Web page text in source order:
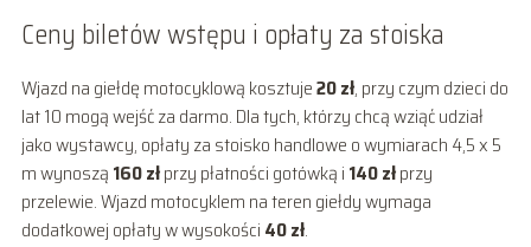
Ceny biletów wstępu i opłaty za stoiska
Wjazd na giełdę motocyklową kosztuje20 zł, przy czym dzieci do
lat 10 mogą wejść za darmo. Dla tych, którzy chcą wziąć udział
jako wystawcy, opłaty za stoisko handlowe o wymiarach 4,5 x 5
m wynoszą 160 złprzy płatności gotówką i 140 złprzy
przelewie. Wjazd motocyklem na teren giełdy wymaga
dodatkowej opłaty w wysokości 40 zł.